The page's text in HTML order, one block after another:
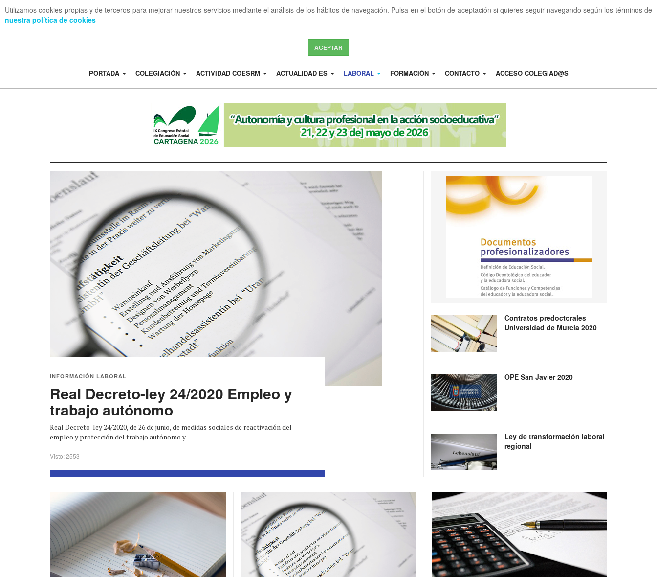
Utilizamos cookies propias y de terceros para mejorar nuestros servicios mediante el análisis de los hábitos de navegación. Pulsa en el botón de aceptación si quieres seguir navegando según los términos de
nuestra política de cookies
ACEPTAR
PORTADA COLEGIACIÓN ACTIVIDAD COESRM ACTUALIDAD ES LABORAL FORMACIÓN CONTACTO ACCESO COLEGIAD@S
INFORMACIÓN LABORAL
Real Decreto-ley 24/2020 Empleo y
trabajo autónomo
Real Decreto-ley 24/2020, de 26 de junio, de medidas sociales de reactivación del
empleo y protección del trabajo autónomo y ...
Visto: 2553
Contratos predoctorales
Universidad de Murcia 2020
OPE San Javier 2020
Ley de transformación laboral
regional